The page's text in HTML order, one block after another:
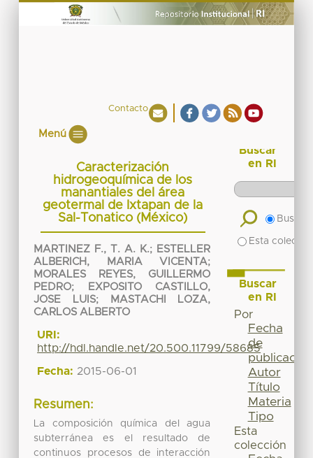
Contacto
Menú
Caracterización
hidrogeoquímica de los
manantiales del área
geotermal de Ixtapan de la
Sal-Tonatico (México)
MARTINEZ F., T. A. K.; ESTELLER
ALBERICH, MARIA VICENTA;
MORALES REYES, GUILLERMO
PEDRO;
EXPOSITO CASTILLO,
JOSE LUIS;
MASTACHI LOZA,
CARLOS ALBERTO
URI:
http://hdl.handle.net/20.500.11799/58685
Fecha: 2015-06-01
Resumen:
La composición química del agua
subterránea es el resultado de
continuos procesos de interacción
Buscar
en RI
Buscar
Esta
Buscar
en RI
Por
Fecha
de
publicación
Autor
Título
Materia
Tipo
Esta
colección